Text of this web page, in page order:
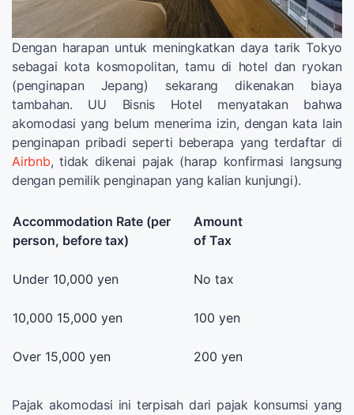
Dengan harapan untuk meningkatkan daya tarik Tokyo
sebagai kota kosmopolitan, tamu di hotel dan ryokan
(penginapan Jepang) sekarang dikenakan biaya
tambahan. UU Bisnis Hotel menyatakan bahwa
akomodasi yang belum menerima izin, dengan kata lain
penginapan pribadi seperti beberapa yang terdaftar di
Airbnb, tidak dikenai pajak (harap konfirmasi langsung
dengan pemilik penginapan yang kalian kunjungi).
Accommodation Rate (per
person, before tax)
Amount
of Tax
Under 10,000 yen No tax
10,000 15,000 yen 100 yen
Over 15,000 yen 200 yen
Pajak akomodasi ini terpisah dari pajak konsumsi yang